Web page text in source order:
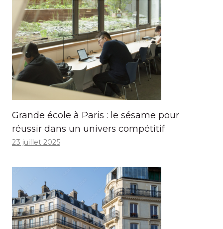
Grande école à Paris : le sésame pour
réussir dans un univers compétitif
23 juillet 2025